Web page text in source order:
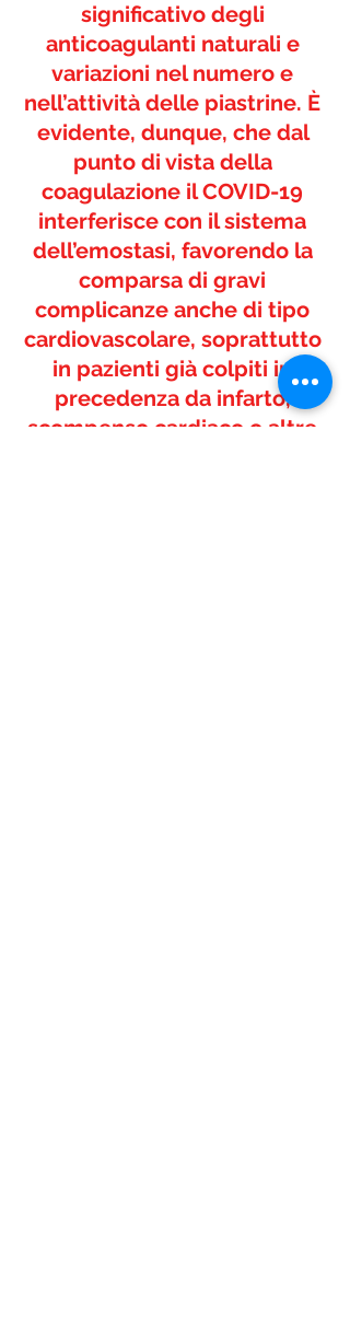
significativo degli
anticoagulanti naturali e
variazioni nel numero e
nell’attività delle piastrine. È
evidente, dunque, che dal
punto di vista della
coagulazione il COVID-19
interferisce con il sistema
dell’emostasi, favorendo la
comparsa di gravi
complicanze anche di tipo
cardiovascolare, soprattutto
in pazienti già colpiti in
precedenza da infarto,
scompenso cardiaco o altre